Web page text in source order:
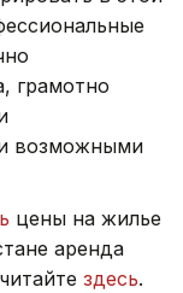
грамотно
возможными
цены на жилье
аренда
здесь.